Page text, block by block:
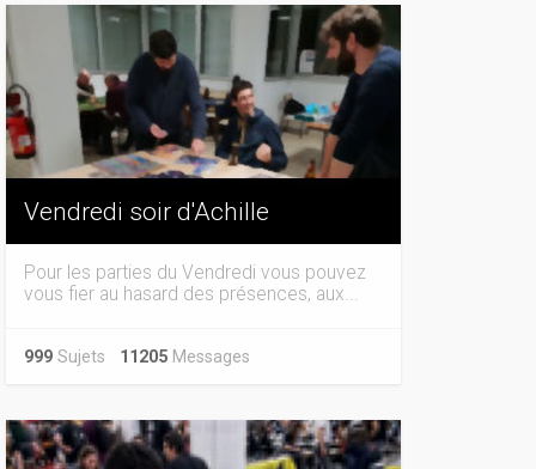
Vendredi soir d'Achille
Pour les parties du Vendredi vous pouvez
vous fier au hasard des présences, aux...
999 Sujets 11205 Messages